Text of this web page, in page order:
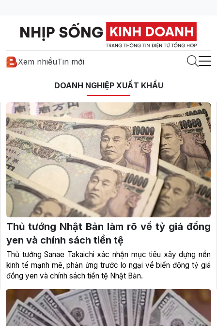
Xem nhiềuTin mới
DOANH NGHIỆP XUẤT KHẨU
Thủ tướng Nhật Bản làm rõ về tỷ giá đồng
yen và chính sách tiền tệ
Thủ tướng Sanae Takaichi xác nhận mục tiêu xây dựng nền
kinh tế mạnh mẽ, phản ứng trước lo ngại về biến động tỷ giá
đồng yen và chính sách tiền tệ Nhật Bản.